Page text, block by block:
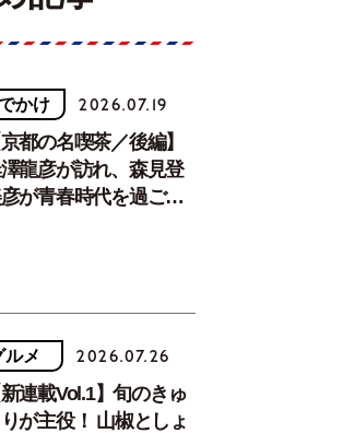
かけ 2026.07.19
京都の名喫茶／後編】
龍彦が訪れ、森見登
が青春時代を過ごし
ルメ 2026.07.26
新連載Vol.1】旬のきゅ
が主役！ 山椒としょ